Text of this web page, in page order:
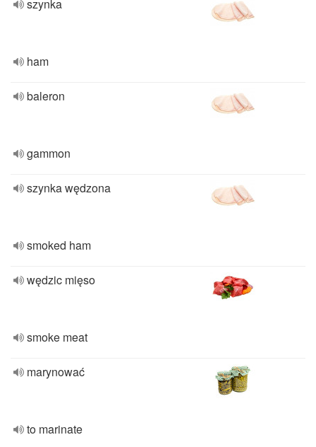
szynka
ham
baleron
gammon
szynka wędzona
smoked ham
wędzic mięso
smoke meat
marynować
to marinate